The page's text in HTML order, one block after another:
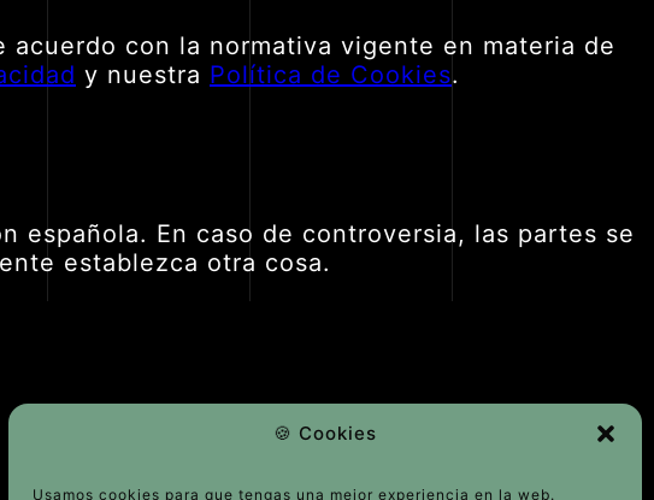
🍪 Cookies
Usamos cookies para que tengas una mejor experiencia en la web.
con la normativa vigente en materia de
y nuestra Política de Cookies.
española. En caso de controversia, las partes se
establezca otra cosa.
Aviso Legal